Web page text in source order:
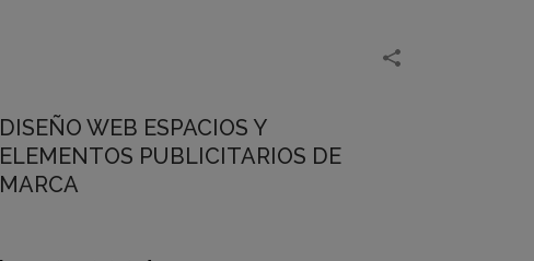
DISEÑO WEB ESPACIOS Y
ELEMENTOS PUBLICITARIOS DE
MARCA